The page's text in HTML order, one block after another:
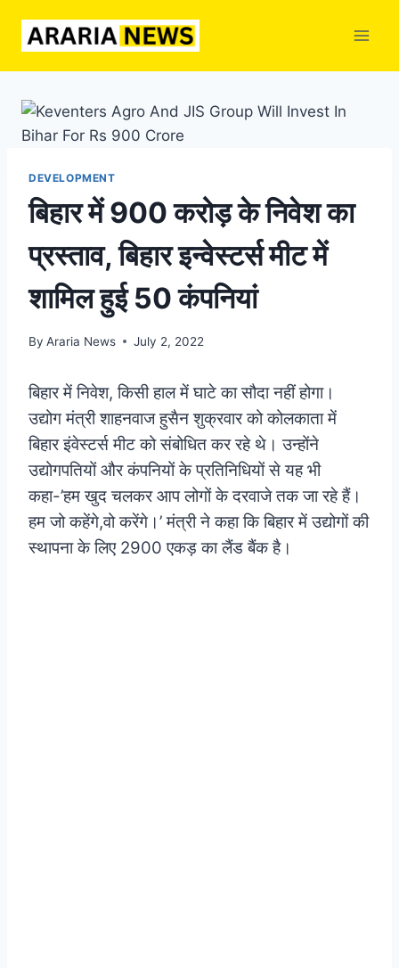
DEVELOPMENT
बिहार में 900 करोड़ के निवेश का
प्रस्ताव, बिहार इन्वेस्टर्स मीट में
शामिल हुई 50 कंपनियां
By Araria News July 2, 2022
बिहार में निवेश, किसी हाल में घाटे का सौदा नहीं होगा।
उद्योग मंत्री शाहनवाज हुसैन शुक्रवार को कोलकाता में
बिहार इंवेस्टर्स मीट को संबोधित कर रहे थे। उन्होंने
उद्योगपतियों और कंपनियों के प्रतिनिधियों से यह भी
कहा-’हम खुद चलकर आप लोगों के दरवाजे तक जा रहे हैं।
हम जो कहेंगे,वो करेंगे।’ मंत्री ने कहा कि बिहार में उद्योगों की
स्थापना के लिए 2900 एकड़ का लैंड बैंक है।